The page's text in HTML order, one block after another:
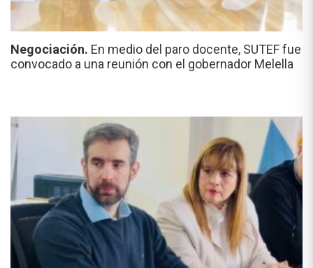
Negociación. En medio del paro docente, SUTEF fue
convocado a una reunión con el gobernador Melella